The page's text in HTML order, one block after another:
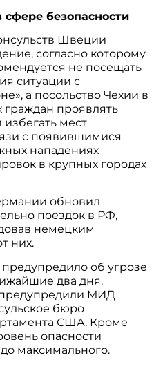
безопасности
Швеции
согласно которому
не посещать
ситуации с
а посольство Чехии в
граждан проявлять
мест
с появившимися
нападениях
в крупных городах
обновил
поездок в РФ,
немецким
них.
об угрозе
два дня.
МИД
бюро
США. Кроме
опасности
максимального.